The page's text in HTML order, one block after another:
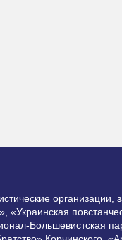
«Украинская
Большевистская